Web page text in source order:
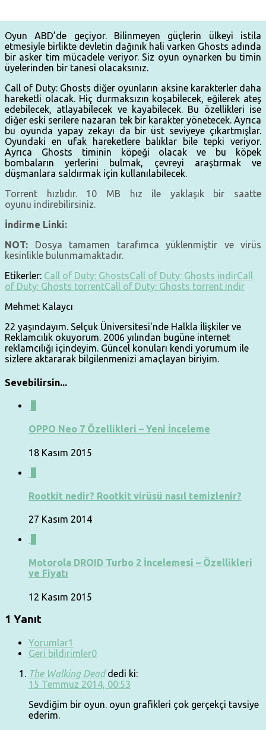
Oyun ABD’de geçiyor. Bilinmeyen güçlerin ülkeyi istila
etmesiyle birlikte devletin dağınık hali varken Ghosts adında
bir asker tim mücadele veriyor. Siz oyun oynarken bu timin
üyelerinden bir tanesi olacaksınız.
Call of Duty: Ghosts diğer oyunların aksine karakterler daha
hareketli olacak. Hiç durmaksızın koşabilecek, eğilerek ateş
edebilecek, atlayabilecek ve kayabilecek. Bu özellikleri ise
diğer eski serilere nazaran tek bir karakter yönetecek. Ayrıca
bu oyunda yapay zekayı da bir üst seviyeye çıkartmışlar.
Oyundaki en ufak hareketlere balıklar bile tepki veriyor.
Ayrıca Ghosts timinin köpeği olacak ve bu köpek
bombaların yerlerini bulmak, çevreyi araştırmak ve
düşmanlara saldırmak için kullanılabilecek.
Torrent hızlıdır. 10 MB hız ile yaklaşık bir saatte
oyunu indirebilirsiniz.
İndirme Linki:
NOT: Dosya tamamen tarafımca yüklenmiştir ve virüs
kesinlikle bulunmamaktadır.
Etikerler: Call of Duty: GhostsCall of Duty: Ghosts indirCall
of Duty: Ghosts torrentCall of Duty: Ghosts torrent indir
Mehmet Kalaycı
22 yaşındayım. Selçuk Üniversitesi'nde Halkla İlişkiler ve
Reklamcılık okuyorum. 2006 yılından bugüne internet
reklamcılığı içindeyim. Güncel konuları kendi yorumum ile
sizlere aktararak bilgilenmenizi amaçlayan biriyim.
Sevebilirsin...
OPPO Neo 7 Özellikleri – Yeni İnceleme
18 Kasım 2015
Rootkit nedir? Rootkit virüsü nasıl temizlenir?
27 Kasım 2014
Motorola DROID Turbo 2 İncelemesi – Özellikleri
ve Fiyatı
12 Kasım 2015
1 Yanıt
Yorumlar1
Geri bildirimler0
The Walking Dead dedi ki:
15 Temmuz 2014, 00:53
Sevdiğim bir oyun. oyun grafikleri çok gerçekçi tavsiye
ederim.